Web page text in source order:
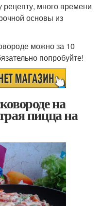
рецепту, много времени
основы из
можно за 10
попробуйте!
на
пицца на